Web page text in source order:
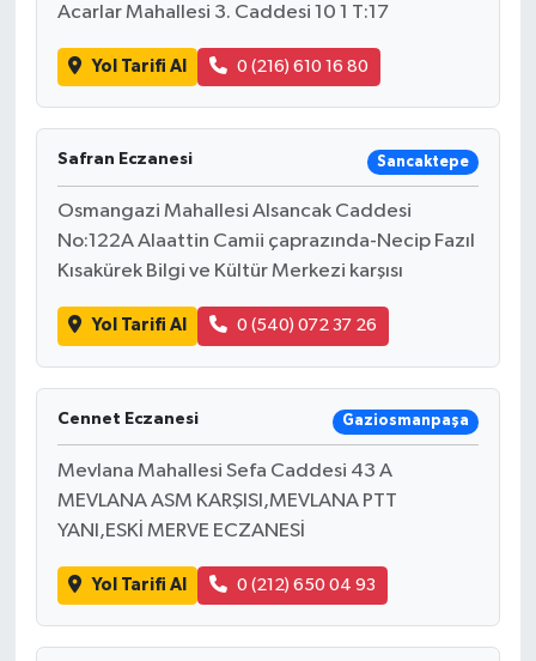
Acarlar Mahallesi 3. Caddesi 10 1 T:17
Yol Tarifi Al 0 (216) 610 16 80
Safran Eczanesi Sancaktepe
Osmangazi Mahallesi Alsancak Caddesi
No:122A Alaattin Camii çaprazında-Necip Fazıl
Kısakürek Bilgi ve Kültür Merkezi karşısı
Yol Tarifi Al 0 (540) 072 37 26
Cennet Eczanesi Gaziosmanpaşa
Mevlana Mahallesi Sefa Caddesi 43 A
MEVLANA ASM KARŞISI,MEVLANA PTT
YANI,ESKİ MERVE ECZANESİ
Yol Tarifi Al 0 (212) 650 04 93